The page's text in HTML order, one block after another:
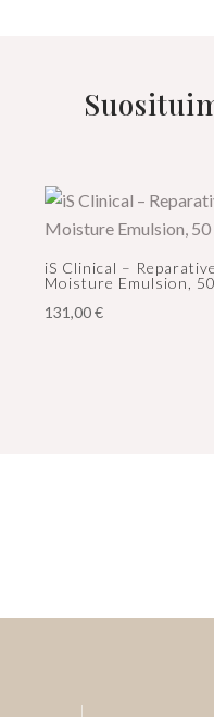
iS Clinical – Reparative
Moisture Emulsion,
131,00€